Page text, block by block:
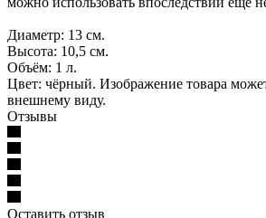
Диаметр: 13 см.
Высота: 10,5 см.
Объём: 1 л.
Цвет: чёрный. Изображение товара
внешнему виду.
Отзывы
Оставить отзыв